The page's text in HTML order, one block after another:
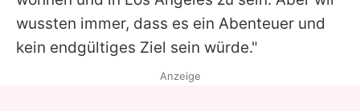
wussten immer, dass es ein Abenteuer und
kein endgültiges Ziel sein würde."
Anzeige